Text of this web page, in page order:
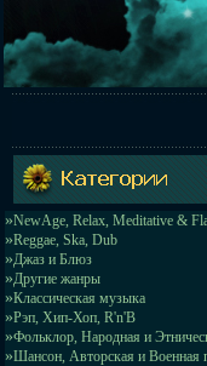
»NewAge, Relax, Meditative &
»Reggae, Ska, Dub
»Джаз и Блюз
»Другие жанры
»Классическая музыка
»Рэп, Хип-Хоп, R'n'B
»Фольклор, Народная и
»Шансон, Авторская и Военная